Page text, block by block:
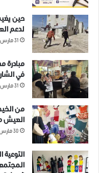
في "مقالات"
اتصالات لتسريع نقاط المراقبة
14 ديسمبر، 2018
في "مقالات"
حين
لدعم
31 مارس، 2026
مبادرة
في
31 مارس، 2026
من
العيش
30 مارس، 2026
التوعية